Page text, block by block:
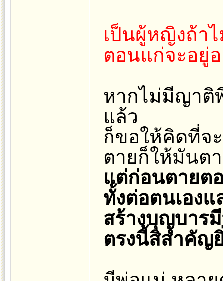
เป็นผู้หญิงถ้า
ตอนแก่จะอยู่อ
หากไม่มีญาติ
แล้ว
ก็ขอให้คิดที่จ
ตายก็ให้มันต
แต่ก่อนตายต
ทั้งต่อตนเองแ
สร้างบุญบาร
ตรงนี้สิสำคัญ